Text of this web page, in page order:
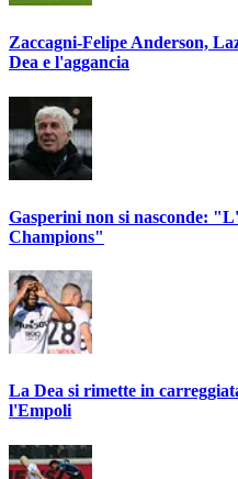
Zaccagni-Felipe Anderson,
Dea e l'aggancia
Gasperini non si nasconde:
Champions"
La Dea si rimette in
l'Empoli